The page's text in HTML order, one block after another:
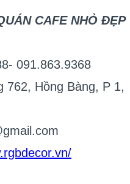
CAFE NHỎ ĐẸP
091.863.9368
Hồng Bàng, P 1,